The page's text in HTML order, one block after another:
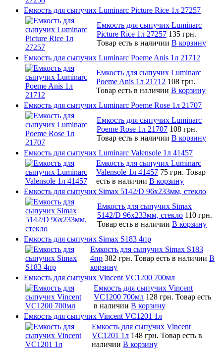
Емкость для сыпучих Luminarc Picture Rice 1л 27257
Емкость для сыпучих Luminarc
Picture Rice 1л 27257 135 грн.
Товар есть в наличии В корзину
Емкость для сыпучих Luminarc Poeme Anis 1л 21712
Емкость для сыпучих Luminarc
Poeme Anis 1л 21712 108 грн.
Товар есть в наличии В корзину
Емкость для сыпучих Luminarc Poeme Rose 1л 21707
Емкость для сыпучих Luminarc
Poeme Rose 1л 21707 108 грн.
Товар есть в наличии В корзину
Емкость для сыпучих Luminarc Valensole 1л 41457
Емкость для сыпучих Luminarc
Valensole 1л 41457 75 грн. Товар
есть в наличии В корзину
Емкость для сыпучих Simax 5142/D 96x233мм, стекло
Емкость для сыпучих Simax
5142/D 96x233мм, стекло 110 грн.
Товар есть в наличии В корзину
Емкость для сыпучих Simax S183 4пр
Емкость для сыпучих Simax S183
4пр 382 грн. Товар есть в наличии В
корзину
Емкость для сыпучих Vincent VC1200 700мл
Емкость для сыпучих Vincent
VC1200 700мл 128 грн. Товар есть
в наличии В корзину
Емкость для сыпучих Vincent VC1201 1л
Емкость для сыпучих Vincent
VC1201 1л 148 грн. Товар есть в
наличии В корзину